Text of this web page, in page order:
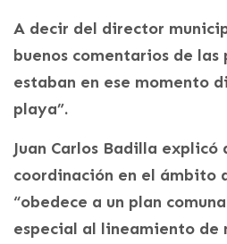
A decir del director
buenos comentarios de las
estaban en ese momento
playa”.
Juan Carlos Badilla explicó
coordinación en el ámbito
“obedece a un plan
especial al lineamiento de